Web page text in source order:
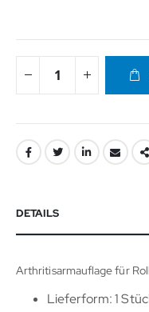
DETAILS
Arthritisarmauflage für
Lieferform: 1